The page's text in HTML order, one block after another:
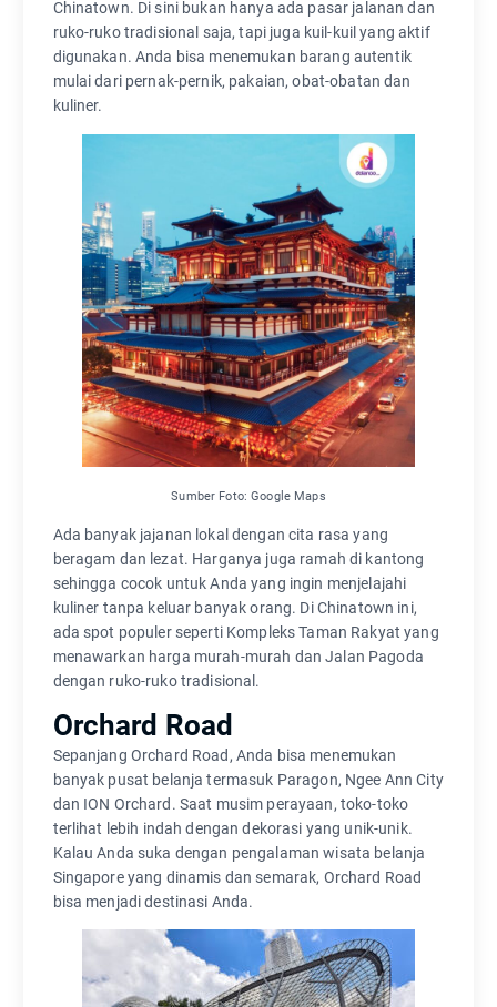
Chinatown. Di sini bukan hanya ada pasar jalanan dan
ruko-ruko tradisional saja, tapi juga kuil-kuil yang aktif
digunakan. Anda bisa menemukan barang autentik
mulai dari pernak-pernik, pakaian, obat-obatan dan
kuliner.
Sumber Foto: Google Maps
Ada banyak jajanan lokal dengan cita rasa yang
beragam dan lezat. Harganya juga ramah di kantong
sehingga cocok untuk Anda yang ingin menjelajahi
kuliner tanpa keluar banyak orang. Di Chinatown ini,
ada spot populer seperti Kompleks Taman Rakyat yang
menawarkan harga murah-murah dan Jalan Pagoda
dengan ruko-ruko tradisional.
Orchard Road
Sepanjang Orchard Road, Anda bisa menemukan
banyak pusat belanja termasuk Paragon, Ngee Ann City
dan ION Orchard. Saat musim perayaan, toko-toko
terlihat lebih indah dengan dekorasi yang unik-unik.
Kalau Anda suka dengan pengalaman wisata belanja
Singapore yang dinamis dan semarak, Orchard Road
bisa menjadi destinasi Anda.